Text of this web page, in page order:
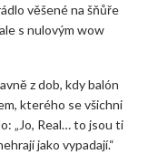
věšené na šňůře
s nulovým wow
z dob, kdy balón
kterého se všichni
„Jo, Real… to jsou ti
jako vypadají.“